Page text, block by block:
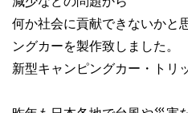
何か社会に貢献できないかと
ングカーを製作致しました。
新型キャンピングカー・トリ